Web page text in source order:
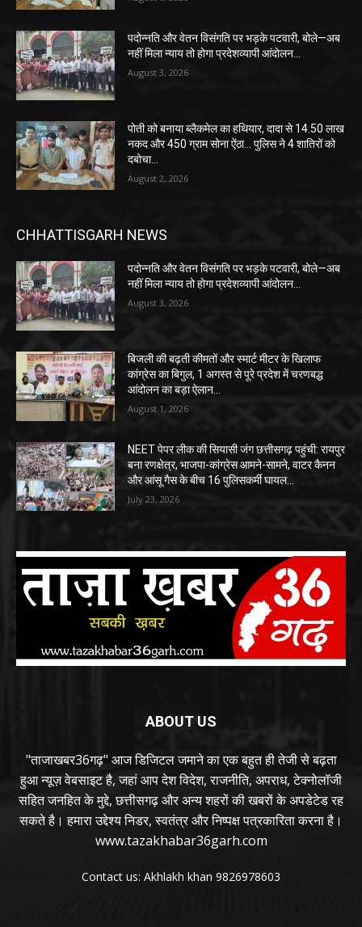
पदोन्नति और वेतन विसंगति पर भड़के पटवारी, बोले—अब
नहीं मिला न्याय तो होगा प्रदेशव्यापी आंदोलन…
August 3, 2026
पोती को बनाया ब्लैकमेल का हथियार, दादा से 14.50 लाख
नकद और 450 ग्राम सोना ऐंठा… पुलिस ने 4 शातिरों को
दबोचा…
August 2, 2026
CHHATTISGARH NEWS
पदोन्नति और वेतन विसंगति पर भड़के पटवारी, बोले—अब
नहीं मिला न्याय तो होगा प्रदेशव्यापी आंदोलन…
August 3, 2026
बिजली की बढ़ती कीमतों और स्मार्ट मीटर के खिलाफ
कांग्रेस का बिगुल, 1 अगस्त से पूरे प्रदेश में चरणबद्ध
आंदोलन का बड़ा ऐलान…
August 1, 2026
NEET पेपर लीक की सियासी जंग छत्तीसगढ़ पहुंची: रायपुर
बना रणक्षेत्र, भाजपा-कांग्रेस आमने-सामने, वाटर कैनन
और आंसू गैस के बीच 16 पुलिसकर्मी घायल…
July 23, 2026
ABOUT US
"ताजाखबर36गढ़" आज डिजिटल जमाने का एक बहुत ही तेजी से बढ़ता
हुआ न्यूज़ वेबसाइट है, जहां आप देश विदेश, राजनीति, अपराध, टेक्नोलॉजी
सहित जनहित के मुद्दे, छत्तीसगढ़ और अन्य शहरों की खबरों के अपडेटेड रह
सकते है। हमारा उद्देश्य निडर, स्वतंत्र और निष्पक्ष पत्रकारिता करना है।
www.tazakhabar36garh.com
Contact us: Akhlakh khan 9826978603